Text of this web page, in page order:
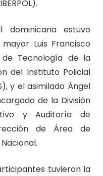
dominicana estuvo
Luis Francisco
de Tecnología de la
del Instituto Policial
y el asimilado Ángel
de la División
y Auditoría de
de Área de
tuvieron la